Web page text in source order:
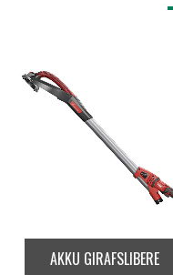
AKKU GIRAFSLIBERE